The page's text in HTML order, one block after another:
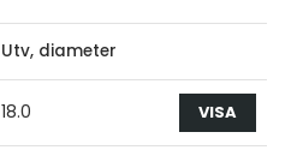
Utv, diameter
18.0 VISA